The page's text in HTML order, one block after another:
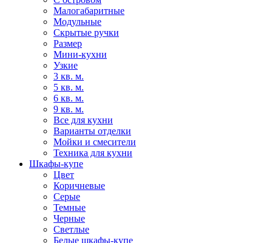
Малогабаритные
Модульные
Скрытые ручки
Размер
Мини-кухни
Узкие
3 кв. м.
5 кв. м.
6 кв. м.
9 кв. м.
Все для кухни
Варианты отделки
Мойки и смесители
Техника для кухни
Шкафы-купе
Цвет
Коричневые
Серые
Темные
Черные
Светлые
Белые шкафы-купе